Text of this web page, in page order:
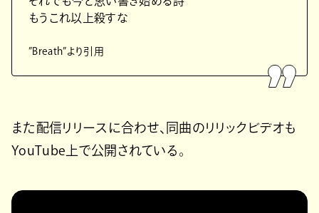
もうこれ以上殺すな
”Breath”より引用
また配信リリースに合わせ、同曲のリリックビデオも
YouTube上で公開されている。